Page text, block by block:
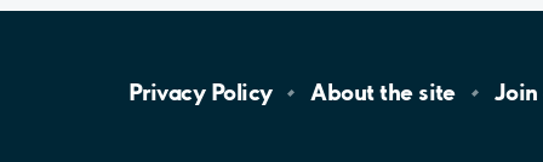
Privacy Policy About the site